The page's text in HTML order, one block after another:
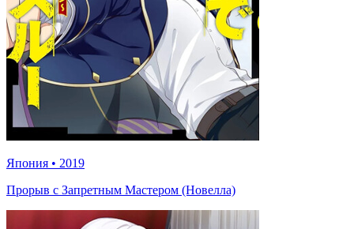
Япония • 2019
Прорыв с Запретным Мастером (Новелла)